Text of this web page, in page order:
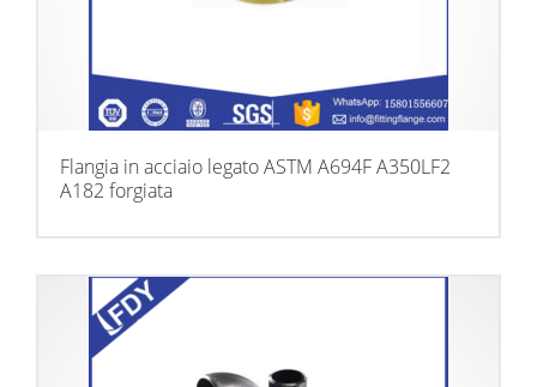
Flangia in acciaio legato ASTM A694F A350LF2
A182 forgiata